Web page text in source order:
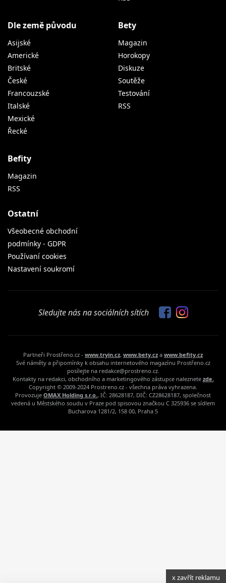
Dle země původu
Asijské
Americké
Britské
České
Francouzské
Italské
Mexické
Řecké
Bety
Magazin
Horokopy
Diskuze
Soutěže
Testování
RSS
Befity
Magazin
RSS
Ostatní
Všeobecné obchodní
podmínky - GDPR
Používaní cookies
Nastavení soukromí
Sledujte nás na sociálních sítích
Partneři Prostřeno.cz - www.tryin.cz, www.bety.cz a www.befity.cz
Své náměty a připomínky k obsahu internetového magazínu Prostřeno.cz
posílejte na redakce@prostreno.cz.
Kontakty na redakci, obchodního a marketingového zástupce naleznete zde.
Copyright © 2009-2024 Prostreno.cz - všechna práva vyhrazena.
Provozuje OMAX Holding s.r.o., IČ: 28628187, DIČ: CZ28628187, společnost
vedená u Městského soudu v Praze pod spisovou značkou C 325936 se sídlem
Bucharova 1281/2, 158 00, Praha 5
x zavřít reklamu